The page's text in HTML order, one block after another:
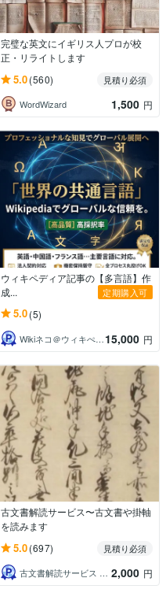
完璧な英文にイギリス人プロが校
正・リライトします
5.0(560)
見積り必須
WordWizard
1,500 円
ウィキペディア記事の【多言語】作
成...
定期購入可
5.0(5)
Wikiネコ＠ウィキぺディアの専門家 15,000 円
古文書解読サービス〜古文書や掛軸
を読みます
5.0(697)
見積り必須
古文書解読サービス 羊雲庵 2,000 円